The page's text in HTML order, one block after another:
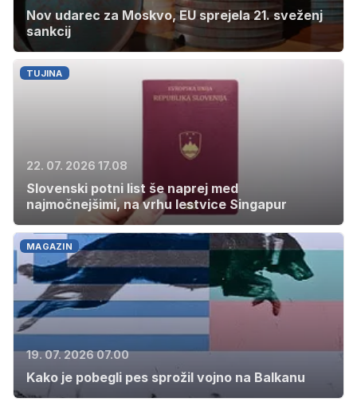
Nov udarec za Moskvo, EU sprejela 21. sveženj
sankcij
TUJINA
22. 07. 2026 17.08
Slovenski potni list še naprej med
najmočnejšimi, na vrhu lestvice Singapur
MAGAZIN
19. 07. 2026 07.00
Kako je pobegli pes sprožil vojno na Balkanu